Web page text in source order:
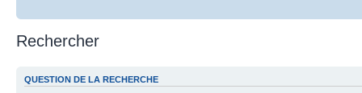
Rechercher
QUESTION DE LA RECHERCHE